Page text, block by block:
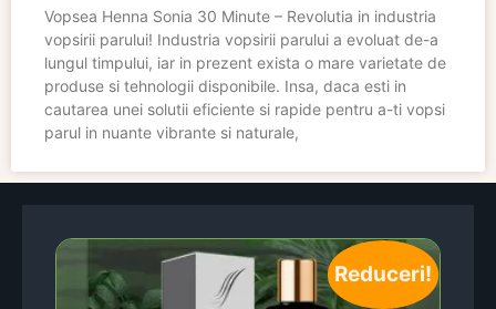
Vopsea Henna Sonia 30 Minute – Revolutia in industria
vopsirii parului! Industria vopsirii parului a evoluat de-a
lungul timpului, iar in prezent exista o mare varietate de
produse si tehnologii disponibile. Insa, daca esti in
cautarea unei solutii eficiente si rapide pentru a-ti vopsi
parul in nuante vibrante si naturale,
Reduceri!